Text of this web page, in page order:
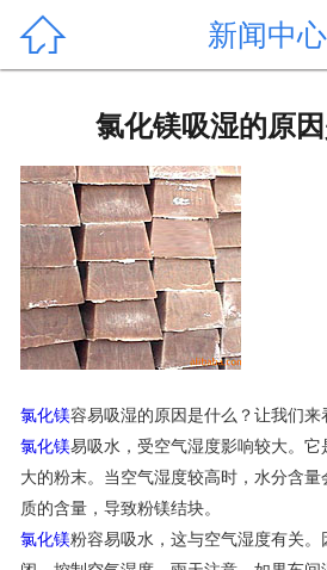
 新闻中心
氯化镁吸湿的原
氯化镁容易吸湿的原因是什么？让我们来
氯化镁易吸水，受空气湿度影响较大。
大的粉末。当空气湿度较高时，水分含
质的含量，导致粉镁结块。
氯化镁粉容易吸水，这与空气湿度有关